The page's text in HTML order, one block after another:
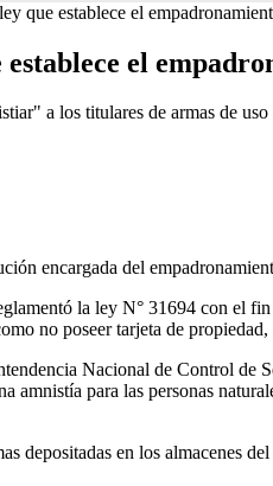
que establece el
el
a los titulares de armas de
encargada del
la ley N° 31694 con el
no poseer tarjeta de
Nacional de Control
amnistía para las personas
depositadas en los almacenes